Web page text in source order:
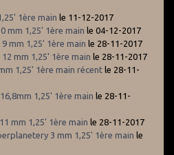
1ère main le 11-12-2017
mm 1,25' 1ère main le 04-12-2017
mm 1,25' 1ère main le 28-11-2017
mm 1,25' 1ère main le 28-11-2017
1,25' 1ère main récent le 28-11-
1,25' 1ère main le 28-11-
mm 1,25' 1ère main le 28-11-2017
3 mm 1,25' 1ère main le